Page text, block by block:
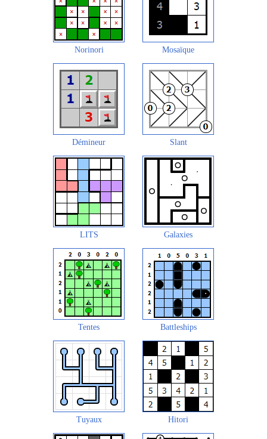
Norinori Mosaïque
Démineur Slant
LITS Galaxies
Tentes Battleships
Tuyaux Hitori